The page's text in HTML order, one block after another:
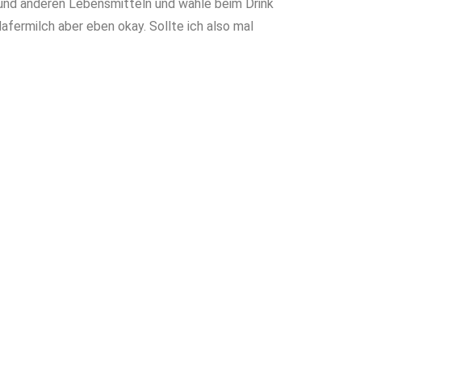
anderen Lebensmitteln und wähle beim Drink
aber eben okay. Sollte ich also mal